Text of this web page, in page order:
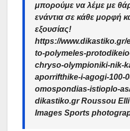
μπορούμε να λέμε με
ενάντια σε κάθε μορφή
εξουσίας!
https://
to-polymeles-
chryso-olympioniki-nik-
aporrifthike-i-agogi-100-
omospondias-istioplo-
dikastiko.gr Roussou
Images Sports